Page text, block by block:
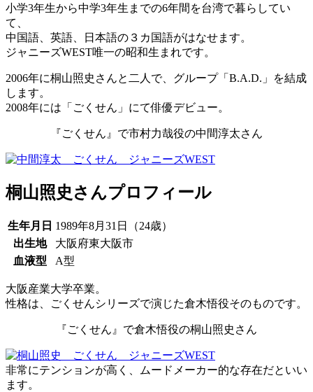
小学3年生から中学3年生までの6年間を台湾で暮らしてい
て、
中国語、英語、日本語の３カ国語がはなせます。
ジャニーズWEST唯一の昭和生まれです。
2006年に桐山照史さんと二人で、グループ「B.A.D.」を結成
します。
2008年には「ごくせん」にて俳優デビュー。
『ごくせん』で市村力哉役の中間淳太さん
桐山照史さんプロフィール
生年月日 1989年8月31日（24歳）
出生地
大阪府東大阪市
血液型
A型
大阪産業大学卒業。
性格は、ごくせんシリーズで演じた倉木悟役そのものです。
『ごくせん』で倉木悟役の桐山照史さん
非常にテンションが高く、ムードメーカー的な存在だといい
ます。